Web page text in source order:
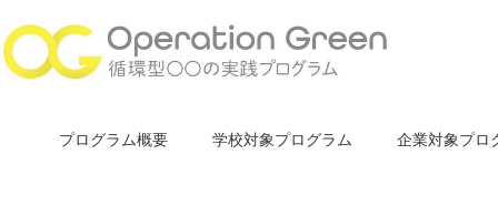
プログラム概要 学校対象プログラム 企業対象プロ